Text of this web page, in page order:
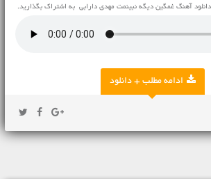
آهنگ غمگین دیگه نبینمت مهدی دارابی به اشتراک بگذارید.
ادامه مطلب + دانلود